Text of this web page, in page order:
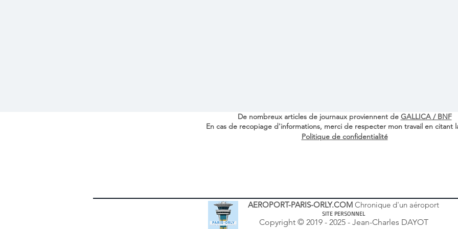
De nombreux articles de journaux proviennent de GALLICA / BNF
En cas de recopiage d'informations, merci de respecter mon travail en citant
Politique de confidentialité
AEROPORT-PARIS-ORLY.COM Chronique d'un aéroport
SITE PERSONNEL
Copyright © 2019 - 2025 - Jean-Charles DAYOT